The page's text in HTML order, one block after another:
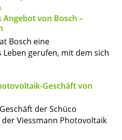
von Bosch –
Bosch eine
gerufen, mit dem sich
Geschäft von
der Schüco
Viessmann Photovoltaik